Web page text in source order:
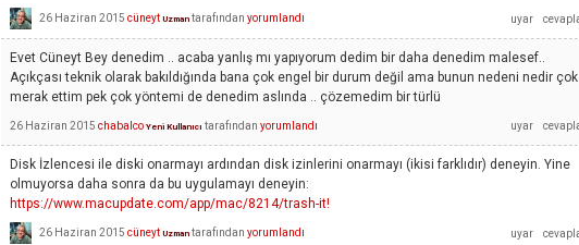
26 Haziran 2015 cüneyt Uzman tarafından yorumlandı
Evet Cüneyt Bey denedim .. acaba yanlış mı yapıyorum dedim bir daha denedim malesef..
Açıkçası teknik olarak bakıldığında bana çok engel bir durum değil ama bunun nedeni nedir çok
merak ettim pek çok yöntemi de denedim aslında .. çözemedim bir türlü
26 Haziran 2015 chabalco Yeni Kullanıcı tarafından yorumlandı
Disk İzlencesi ile diski onarmayı ardından disk izinlerini onarmayı (ikisi farklıdır) deneyin. Yine
olmuyorsa daha sonra da bu uygulamayı deneyin:
https://www.macupdate.com/app/mac/8214/trash-it!
26 Haziran 2015 cüneyt Uzman tarafından yorumlandı